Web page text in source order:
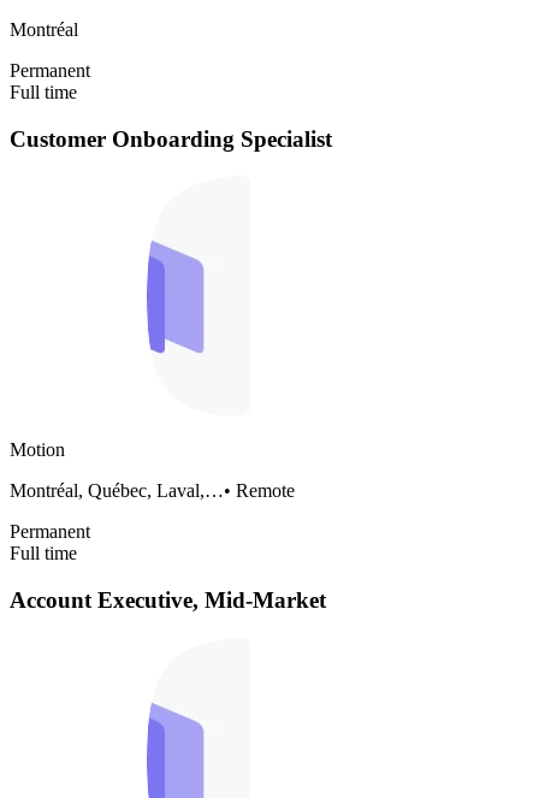
Montréal
Permanent
Full time
Customer Onboarding Specialist
Motion
Montréal, Québec, Laval,…• Remote
Permanent
Full time
Account Executive, Mid-Market